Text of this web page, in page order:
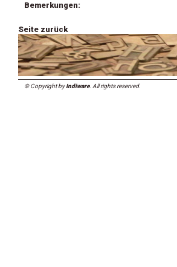
Bemerkungen:
Seite zurück
© Copyright byIndiware. All rights reserved.